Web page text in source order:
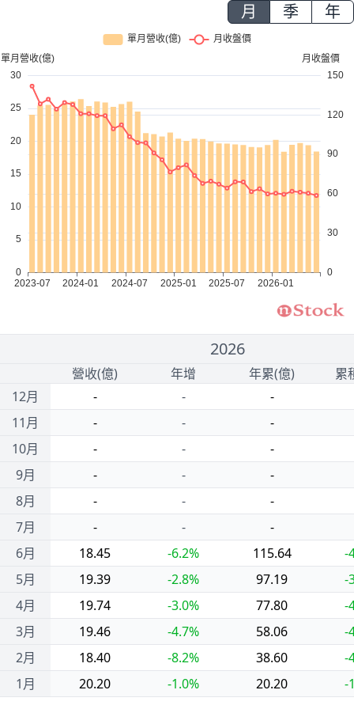
月 季 年
12月
11月
10月
9月
8月
7月
6月
5月
4月
3月
2月
1月
2026
營收(億) 年增 年累(億)
累
-
-
-
-
-
-
-
-
-
-
-
-
-
-
-
-
-
-
18.45
-6.2% 115.64
-
19.39
-2.8% 97.19
-
19.74
-3.0% 77.80
-
19.46
-4.7% 58.06
-
18.40
-8.2% 38.60
-
20.20
-1.0% 20.20 -